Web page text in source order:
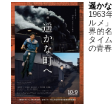
遥か
1963
ルメ
界的
タイ
の青